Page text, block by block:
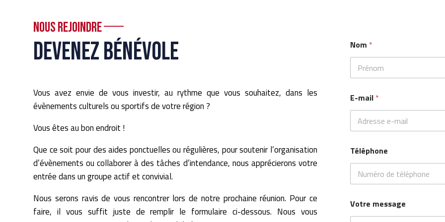
Nous rejoindre
Devenez bénévole
Vous avez envie de vous investir, au rythme que vous souhaitez, dans les
évènements culturels ou sportifs de votre région ?
Vous êtes au bon endroit !
Que ce soit pour des aides ponctuelles ou régulières, pour soutenir l’organisation
d’évènements ou collaborer à des tâches d’intendance, nous apprécierons votre
entrée dans un groupe actif et convivial.
Nous serons ravis de vous rencontrer lors de notre prochaine réunion. Pour ce
faire, il vous suffit juste de remplir le formulaire ci-dessous. Nous vous
Nom *
E-mail *
Téléphone
Votre message